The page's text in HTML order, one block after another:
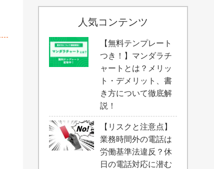
人気コンテンツ
【無料テンプレート
つき！】マンダラチ
ャートとは？メリッ
ト・デメリット、書
き方について徹底解
説！
【リスクと注意点】
業務時間外の電話は
労働基準法違反？休
日の電話対応に潜む